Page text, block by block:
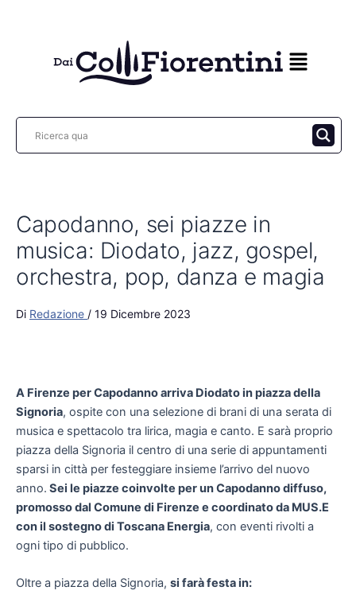
Capodanno, sei piazze in
musica: Diodato, jazz, gospel,
orchestra, pop, danza e magia
Di Redazione / 19 Dicembre 2023
A Firenze per Capodanno arriva Diodato in piazza della
Signoria, ospite con una selezione di brani di una serata di
musica e spettacolo tra lirica, magia e canto. E sarà proprio
piazza della Signoria il centro di una serie di appuntamenti
sparsi in città per festeggiare insieme l’arrivo del nuovo
anno. Sei le piazze coinvolte per un Capodanno diffuso,
promosso dal Comune di Firenze e coordinato da MUS.E
con il sostegno di Toscana Energia, con eventi rivolti a
ogni tipo di pubblico.
Oltre a piazza della Signoria, si farà festa in: